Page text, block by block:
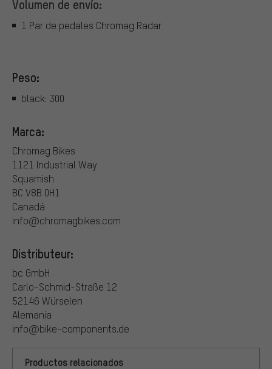
Volumen de envío:
1 Par de pedales Chromag Radar
Peso:
black: 300
Marca:
Chromag Bikes
1121 Industrial Way
Squamish
BC V8B 0H1
Canadá
info@chromagbikes.com
Distributeur:
bc GmbH
Carlo-Schmid-Straße 12
52146 Würselen
Alemania
info@bike-components.de
Productos relacionados